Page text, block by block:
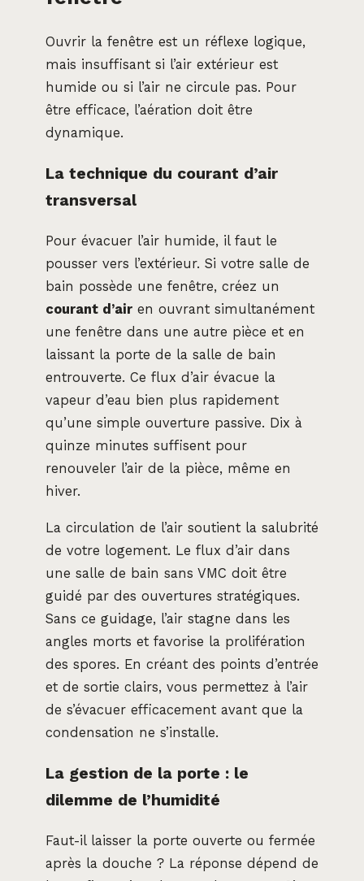
Ouvrir la fenêtre est un réflexe logique,
mais insuffisant si l’air extérieur est
humide ou si l’air ne circule pas. Pour
être efficace, l’aération doit être
dynamique.
La technique du courant d’air
transversal
Pour évacuer l’air humide, il faut le
pousser vers l’extérieur. Si votre salle de
bain possède une fenêtre, créez un
courant d’air en ouvrant simultanément
une fenêtre dans une autre pièce et en
laissant la porte de la salle de bain
entrouverte. Ce flux d’air évacue la
vapeur d’eau bien plus rapidement
qu’une simple ouverture passive. Dix à
quinze minutes suffisent pour
renouveler l’air de la pièce, même en
hiver.
La circulation de l’air soutient la salubrité
de votre logement. Le flux d’air dans
une salle de bain sans VMC doit être
guidé par des ouvertures stratégiques.
Sans ce guidage, l’air stagne dans les
angles morts et favorise la prolifération
des spores. En créant des points d’entrée
et de sortie clairs, vous permettez à l’air
de s’évacuer efficacement avant que la
condensation ne s’installe.
La gestion de la porte : le
dilemme de l’humidité
Faut-il laisser la porte ouverte ou fermée
après la douche ? La réponse dépend de